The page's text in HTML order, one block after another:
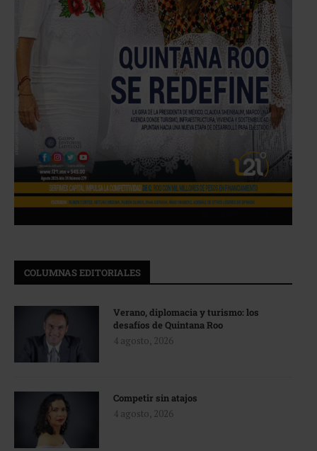
COLUMNAS EDITORIALES
Verano, diplomacia y turismo: los
desafíos de Quintana Roo
4 agosto, 2026
Competir sin atajos
4 agosto, 2026